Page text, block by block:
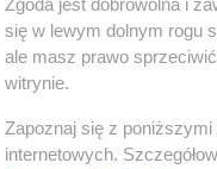
się w lewym dolnym rogu
ale masz prawo
witrynie.
Zapoznaj się z
internetowych.